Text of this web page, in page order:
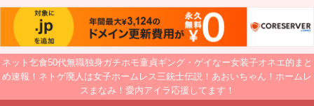
ネット乞食50代無職独身ガチホモ童貞ギング・ゲイなー女装子オネエ的まと
め速報！ネトゲ廃人は女子ホームレス三銃士伝説！あおいちゃん！ホームレ
スまなみ！愛内アイラ応援してます！